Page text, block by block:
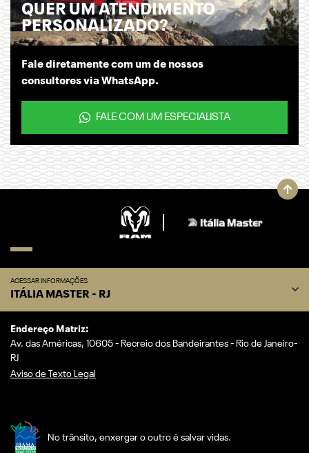
QUER UM ATENDIMENTO
PERSONALIZADO?
Fale diretamente com um de nossos
consultores via WhatsApp.
FALE COM UM ESPECIALISTA
ACESSAR INFORMAÇÕES
ITÁLIA MASTER - RJ
Endereço Matriz:
Av. das Américas, 10605 - Recreio dos Bandeirantes - Rio de Janeiro-
RJ
Aviso de Texto Legal
No trânsito, enxergar o outro é salvar vidas.